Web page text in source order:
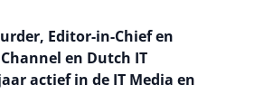
Editor-in-Chief en
en Dutch IT
actief in de IT Media en